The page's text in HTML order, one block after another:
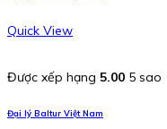
Quick View
Được xếp hạng 5.00 5 sao
Đại lý Baltur Việt Nam